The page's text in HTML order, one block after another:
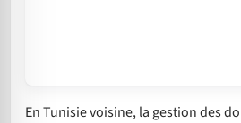
En Tunisie voisine, la gestion des